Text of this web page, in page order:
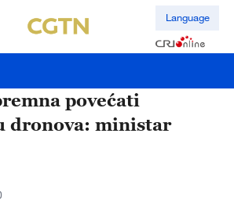
Language
povećati
dronova: ministar